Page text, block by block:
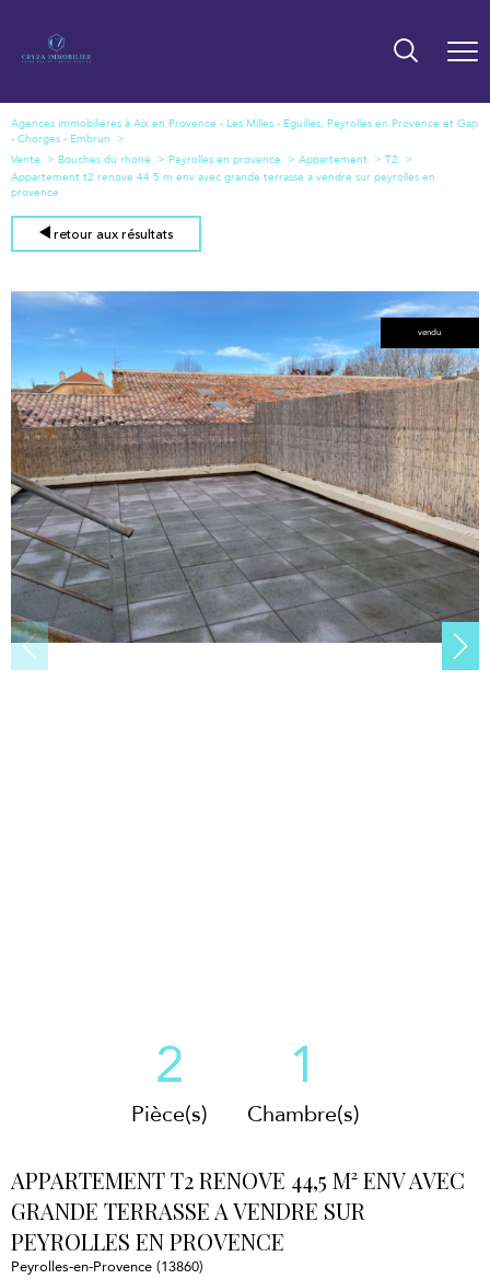
Agences immobilières à Aix en Provence - Les Milles - Eguilles, Peyrolles en Provence et Gap
- Chorges - Embrun
Vente
Bouches du rhone Peyrolles en provence Appartement
T2
Appartement t2 renove 44 5 m env avec grande terrasse a vendre sur peyrolles en
provence
retour aux résultats
vendu
2
Pièce(s)
1
Chambre(s)
APPARTEMENT T2 RENOVE 44,5 M² ENV AVEC
GRANDE TERRASSE A VENDRE SUR
PEYROLLES EN PROVENCE
Peyrolles-en-Provence (13860)